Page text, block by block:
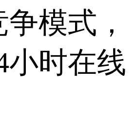
模式，
小时在线